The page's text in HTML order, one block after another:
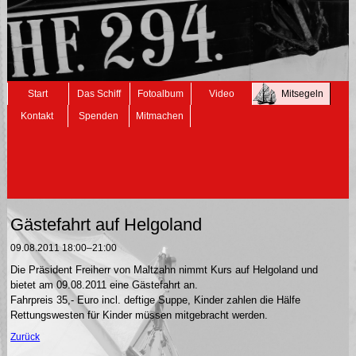
Navigation
überspringen
Start Das Schiff Fotoalbum Video
Mitsegeln
Kontakt
Spenden Mitmachen
Gästefahrt auf Helgoland
09.08.2011 18:00–21:00
Die Präsident Freiherr von Maltzahn nimmt Kurs auf Helgoland und
bietet am 09.08.2011 eine Gästefahrt an.
Fahrpreis 35,- Euro incl. deftige Suppe, Kinder zahlen die Hälfe
Rettungswesten für Kinder müssen mitgebracht werden.
Zurück